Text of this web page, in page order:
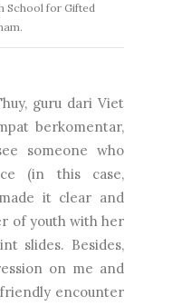
School for Gifted
guru dari Viet
berkomentar,
someone who
(in this case,
it clear and
of youth with her
slides. Besides,
on me and
encounter